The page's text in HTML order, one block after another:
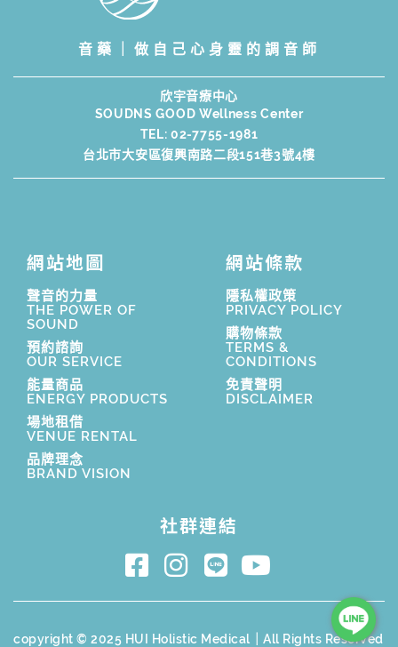
音藥｜做自己心身靈的調音師
欣宇音療中心
SOUDNS GOOD Wellness Center
TEL:02-7755-1981
台北市大安區復興南路二段151巷3號4樓
網站地圖
聲音的力量
THE POWER OF
SOUND
預約諮詢
OUR SERVICE
能量商品
ENERGY PRODUCTS
場地租借
VENUE RENTAL
品牌理念
BRAND VISION
網站條款
隱私權政策
PRIVACY POLICY
購物條款
TERMS &
CONDITIONS
免責聲明
DISCLAIMER
社群連結
copyright © 2025 HUI Holistic Medical｜All Rights Reserved